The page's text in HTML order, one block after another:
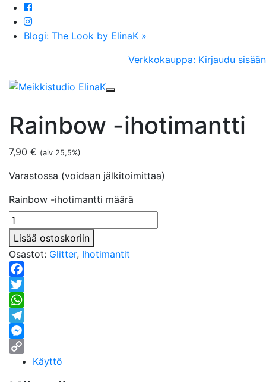
Blogi: The Look by ElinaK »
Verkkokauppa: Kirjaudu sisään
Rainbow -ihotimantti
7,90 € (alv 25,5%)
Varastossa (voidaan jälkitoimittaa)
Rainbow -ihotimantti määrä
Lisää ostoskoriin
Osastot: Glitter, Ihotimantit
Facebook
Twitter
WhatsApp
Telegram
Messenger
Copy Käyttö